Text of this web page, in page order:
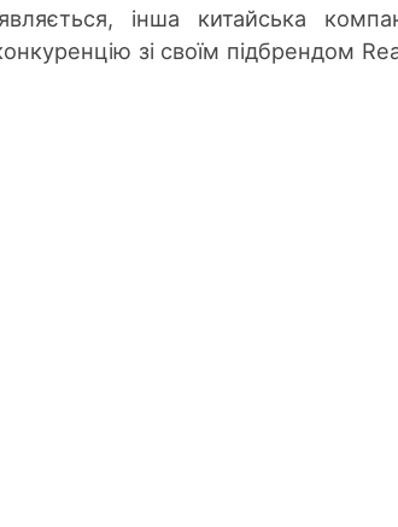
інша китайська
зі своїм підбрендом